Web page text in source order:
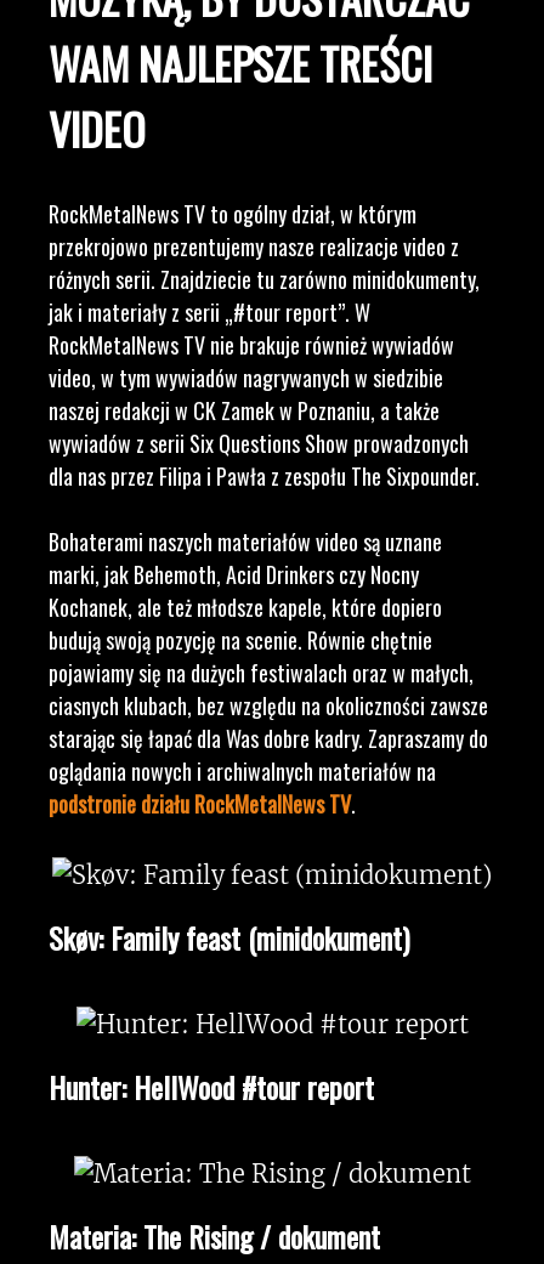
WAM NAJLEPSZE TREŚCI
VIDEO
RockMetalNews TV to ogólny dział, w którym
przekrojowo prezentujemy nasze realizacje video z
różnych serii. Znajdziecie tu zarówno minidokumenty,
jak i materiały z serii „#tour report”. W
RockMetalNews TV nie brakuje również wywiadów
video, w tym wywiadów nagrywanych w siedzibie
naszej redakcji w CK Zamek w Poznaniu, a także
wywiadów z serii Six Questions Show prowadzonych
dla nas przez Filipa i Pawła z zespołu The Sixpounder.
Bohaterami naszych materiałów video są uznane
marki, jak Behemoth, Acid Drinkers czy Nocny
Kochanek, ale też młodsze kapele, które dopiero
budują swoją pozycję na scenie. Równie chętnie
pojawiamy się na dużych festiwalach oraz w małych,
ciasnych klubach, bez względu na okoliczności zawsze
starając się łapać dla Was dobre kadry. Zapraszamy do
oglądania nowych i archiwalnych materiałów na
podstronie działu RockMetalNews TV.
Skøv: Family feast (minidokument)
Hunter: HellWood #tour report
Materia: The Rising / dokument